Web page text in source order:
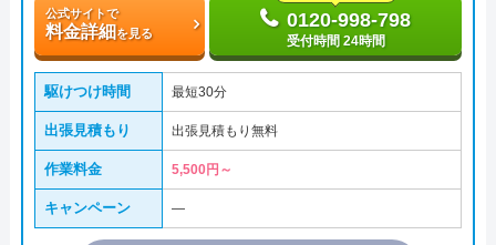
公式サイトで
料金詳細 を見る
0120-998-798
受付時間 24時間
駆けつけ時間 最短30分
出張見積もり 出張見積もり無料
作業料金 5,500円～
キャンペーン ―